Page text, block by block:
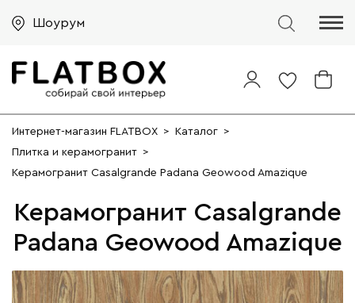
Шоурум
Интернет-магазин FLATBOX > Каталог >
Плитка и керамогранит >
Керамогранит Casalgrande Padana Geowood Amazique
Керамогранит Casalgrande
Padana Geowood Amazique